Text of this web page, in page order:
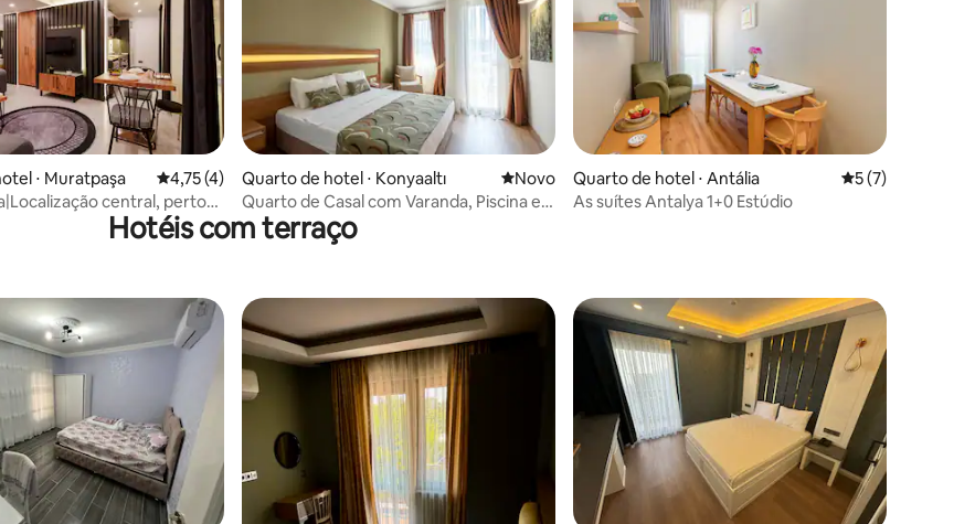
⋅ Muratpaşa 4,75 de uma avaliação média de 5, 4 avaliações
4,75 (4)
central, perto
Quarto de hotel ⋅ Konyaaltı Novo lugar para ficar
Novo
Quarto de Casal com Varanda, Piscina e
Perto da Praia
Quarto de hotel ⋅ Antália 5 de uma
5 (7)
As suítes Antalya 1+0 Estúdio
Hotéis com terraço